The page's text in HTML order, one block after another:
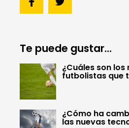
Te puede gustar...
¿Cuáles son los
futbolistas que
¿Cómo ha
las nuevas